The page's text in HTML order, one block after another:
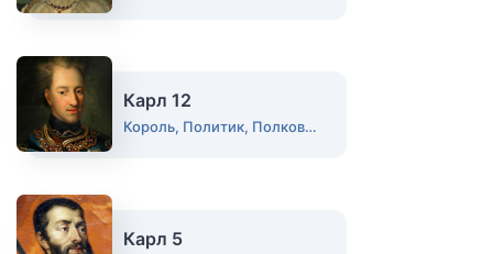
Карл 12
Король, Политик, Полководец
Карл 5